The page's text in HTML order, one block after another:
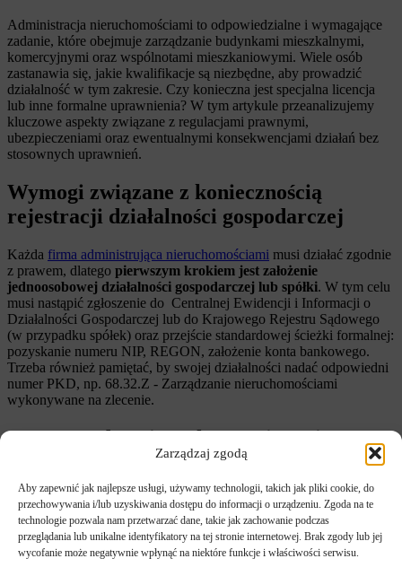
Zarządzaj zgodą
Aby zapewnić jak najlepsze usługi, używamy technologii, takich jak pliki cookie, do
przechowywania i/lub uzyskiwania dostępu do informacji o urządzeniu. Zgoda na te
technologie pozwala nam przetwarzać dane, takie jak zachowanie podczas
przeglądania lub unikalne identyfikatory na tej stronie internetowej. Brak zgody lub jej
wycofanie może negatywnie wpłynąć na niektóre funkcje i właściwości serwisu.
Administracja nieruchomościami to odpowiedzialne i wymagające
zadanie, które obejmuje zarządzanie budynkami mieszkalnymi,
komercyjnymi oraz wspólnotami mieszkaniowymi. Wiele osób
zastanawia się, jakie kwalifikacje są niezbędne, aby prowadzić
działalność w tym zakresie. Czy konieczna jest specjalna licencja
lub inne formalne uprawnienia? W tym artykule przeanalizujemy
kluczowe aspekty związane z regulacjami prawnymi,
ubezpieczeniami oraz ewentualnymi konsekwencjami działań bez
stosownych uprawnień.
Wymogi związane z koniecznością
rejestracji działalności gospodarczej
Każda firma administrująca nieruchomościami musi działać zgodnie
z prawem, dlatego pierwszym krokiem jest założenie
jednoosobowej działalności gospodarczej lub spółki. W tym celu
musi nastąpić zgłoszenie do Centralnej Ewidencji i Informacji o
Działalności Gospodarczej lub do Krajowego Rejestru Sądowego
(w przypadku spółek) oraz przejście standardowej ścieżki formalnej:
pozyskanie numeru NIP, REGON, założenie konta bankowego.
Trzeba również pamiętać, by swojej działalności nadać odpowiedni
numer PKD, np. 68.32.Z - Zarządzanie nieruchomościami
wykonywane na zlecenie.
Czy zarządca nieruchomości musi
posiadać licencję lub inne specjalne
uprawnienia?
Jeszcze niedawno zawód zarządcy nieruchomości był regulowany, a
do jego wykonywania konieczna była licencja zarządcy
nieruchomości wydawana przez Ministerstwo Infrastruktury. Jednak